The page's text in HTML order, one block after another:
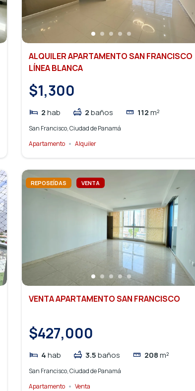
ALQUILER APARTAMENTO SAN FRANCISCO
LÍNEA BLANCA
$1,300
2 hab 2 baños 112 m²
San Francisco, Ciudad de Panamá
Apartamento
Alquiler
REPOSEÍDAS VENTA
VENTA APARTAMENTO SAN FRANCISCO
$427,000
4 hab 3.5 baños 208 m²
San Francisco, Ciudad de Panamá
Apartamento
Venta